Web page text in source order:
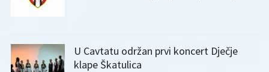
U Cavtatu održan prvi koncert Dječje
klape Škatulica